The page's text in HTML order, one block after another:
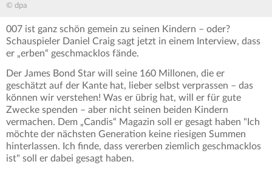
© dpa
007 ist ganz schön gemein zu seinen Kindern – oder?
Schauspieler Daniel Craig sagt jetzt in einem Interview, dass
er „erben“ geschmacklos fände.
Der James Bond Star will seine 160 Millonen, die er
geschätzt auf der Kante hat, lieber selbst verprassen – das
können wir verstehen! Was er übrig hat, will er für gute
Zwecke spenden – aber nicht seinen beiden Kindern
vermachen. Dem „Candis“ Magazin soll er gesagt haben "Ich
möchte der nächsten Generation keine riesigen Summen
hinterlassen. Ich finde, dass vererben ziemlich geschmacklos
ist" soll er dabei gesagt haben.